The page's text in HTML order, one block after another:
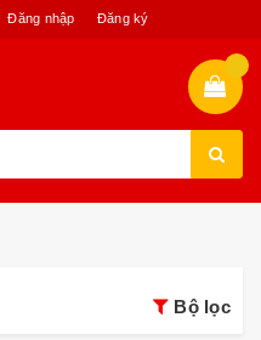
Đăng nhập Đăng ký
Bộ lọc